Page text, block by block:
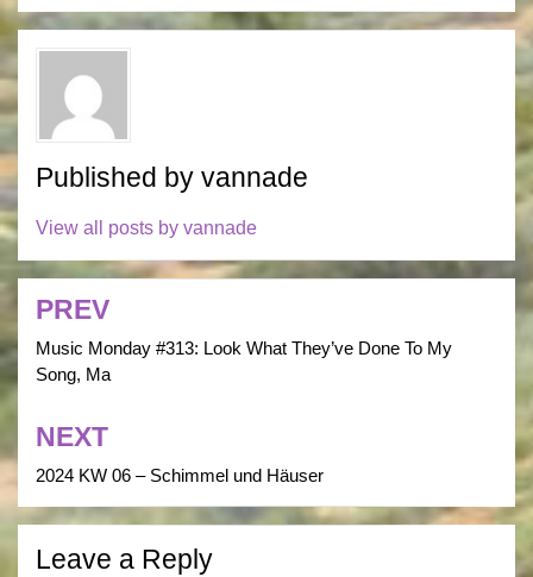
Published by vannade
View all posts by vannade
Post
navigation
PREV
Music Monday #313: Look What They’ve Done To My
Song, Ma
NEXT
2024 KW 06 – Schimmel und Häuser
Leave a Reply